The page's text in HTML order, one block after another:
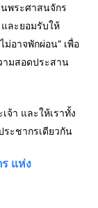
พระศาสนจักร
ละยอมรับให้
ม่อาจพักผ่อน” เพื่อ
ามสอดประสาน
า และให้เราทั้ง
ะชากรเดียวกัน
แห่ง